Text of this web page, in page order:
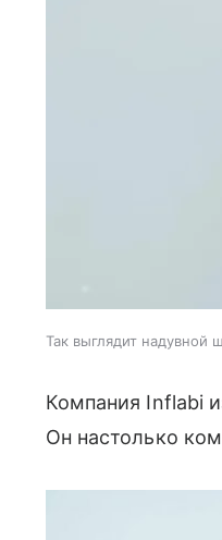
Так выглядит надувной
Компания Inflabi
Он настолько